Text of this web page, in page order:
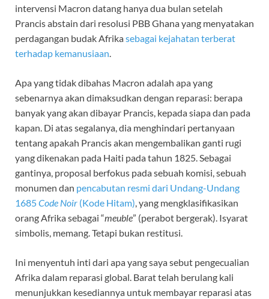
intervensi Macron datang hanya dua bulan setelah
Prancis abstain dari resolusi PBB Ghana yang menyatakan
perdagangan budak Afrikasebagai kejahatan terberat
terhadap kemanusiaan.
Apa yang tidak dibahas Macron adalah apa yang
sebenarnya akan dimaksudkan dengan reparasi: berapa
banyak yang akan dibayar Prancis, kepada siapa dan pada
kapan. Di atas segalanya, dia menghindari pertanyaan
tentang apakah Prancis akan mengembalikan ganti rugi
yang dikenakan pada Haiti pada tahun 1825. Sebagai
gantinya, proposal berfokus pada sebuah komisi, sebuah
monumen dan pencabutan resmi dari Undang-Undang
1685Code Noir (Kode Hitam), yang mengklasifikasikan
orang Afrika sebagai “meuble” (perabot bergerak). Isyarat
simbolis, memang. Tetapi bukan restitusi.
Ini menyentuh inti dari apa yang saya sebut pengecualian
Afrika dalam reparasi global. Barat telah berulang kali
menunjukkan kesediannya untuk membayar reparasi atas